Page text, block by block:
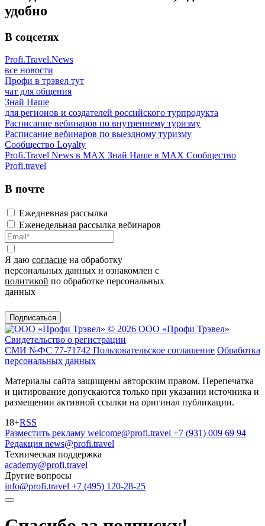
удобно
В соцсетях
Profi.Travel.News
все новости
Профи в трэвел тут
чат для общения
Знай Наше
для регионов и создателей российского турпродукта
Расписание вебинаров по внутреннему туризму
Расписание вебинаров по выездному туризму
Сообщество Loyalty
Profi.Travel News в MAX Знай Наше в MAX Сообщество
Profi.travel
В почте
Ежедневная рассылка
Еженедельная рассылка вебинаров
Я даю согласие на обработку
персональных данных и ознакомлен с
политикой по обработке персональных
данных
Подписаться
© 2026 ООО «Профи Трэвeл»
Свидетельство о регистрации
СМИ №ФС 77-71742 Пользовательское соглашение Обработка
персональных данных
Материалы сайта защищены авторским правом. Перепечатка
и цитирование допускаются только при указании источника и
размещении активной ссылки на оригинал публикации.
18+RSS
Разместить рекламу welcome@profi.travel +7 (931) 009 69 94
Редакция news@profi.travel
Техническая поддержка
academy@profi.travel
Другие вопросы
info@profi.travel +7 (495) 120-28-25